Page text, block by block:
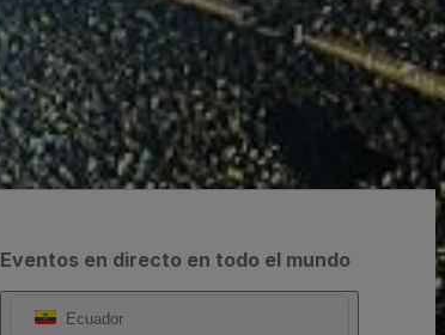
Eventos en directo en todo el mundo
Ecuador